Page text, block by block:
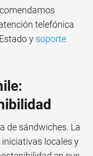
telefónica
y soporte
de sándwiches. La
locales y